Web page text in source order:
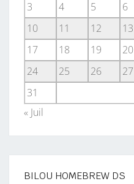
3
4 5 6
10
11 12 13
17
18 19 20
24
25 26 27
31
« Juil
BILOU HOMEBREW DS